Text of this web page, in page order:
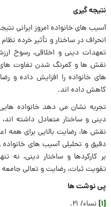
نتیجه گیری
آسیب های خانواده امروز ایرانی
انحراف در ساختار و تأثیر خرده
تعهدات دینی و اخلاقی، رسوخ
نقش ها و کمرنگ شدن تفاوت
های خانواده را افزایش داده و
کاهش داده اند.
تجربه نشان می دهد خانواده
دینی و ساختار متعادل داشته‌
نقش ها، رضایت بالایی برای همه
دقیق و تحلیلی آسیب های خانواده
بر کارکردها و ساختار دینی، نه
تقویت ثبات، رضایت و تعالی
پی نوشت ها
[1]
نساء/ ۲۱.